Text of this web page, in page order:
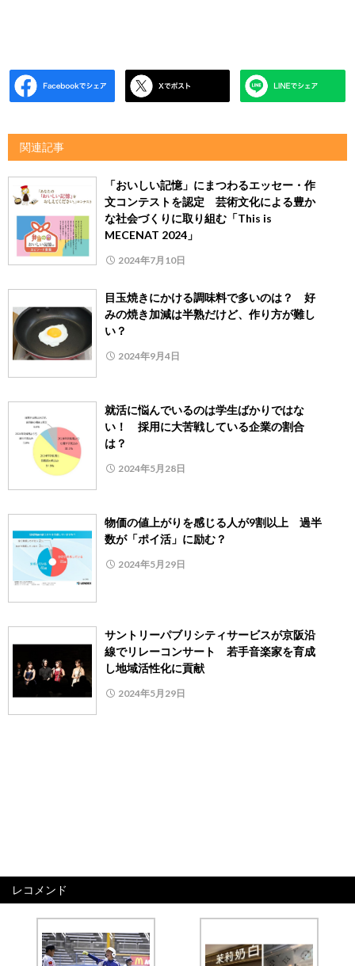
関連記事
「おいしい記憶」にまつわるエッセー・作
文コンテストを認定 芸術文化による豊か
な社会づくりに取り組む「This is
MECENAT 2024」
2024年7月10日
目玉焼きにかける調味料で多いのは？ 好
みの焼き加減は半熟だけど、作り方が難し
い？
2024年9月4日
就活に悩んでいるのは学生ばかりではな
い！ 採用に大苦戦している企業の割合
は？
2024年5月28日
物価の値上がりを感じる人が9割以上 過半
数が「ポイ活」に励む？
2024年5月29日
サントリーパブリシティサービスが京阪沿
線でリレーコンサート 若手音楽家を育成
し地域活性化に貢献
2024年5月29日
レコメンド